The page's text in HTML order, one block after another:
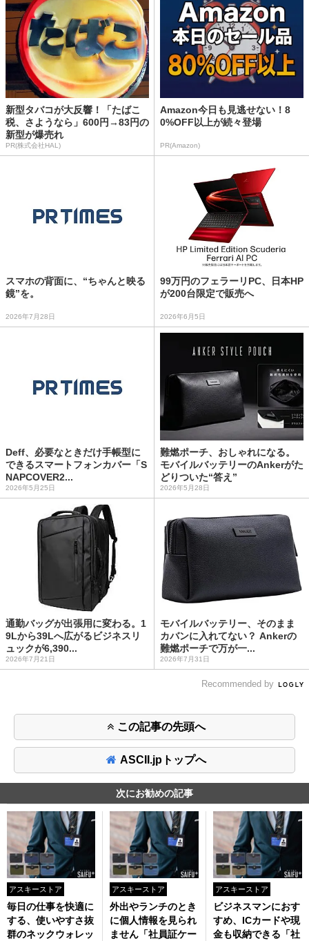
新型タバコが大反響！「たばこ
税、さようなら」600円→83円の
新型が爆売れ
PR(株式会社HAL)
Amazon今日も見逃せない！8
0%OFF以上が続々登場
PR(Amazon)
スマホの背面に、“ちゃんと映る
鏡”を。
2026年7月28日
99万円のフェラーリPC、日本HP
が200台限定で販売へ
2026年6月5日
Deff、必要なときだけ手帳型に
できるスマートフォンカバー「S
NAPCOVER2...
2026年5月25日
難燃ポーチ、おしゃれになる。
モバイルバッテリーのAnkerがた
どりついた“答え”
2026年5月28日
通勤バッグが出張用に変わる。1
9Lから39Lへ広がるビジネスリ
ュックが6,390...
2026年7月21日
モバイルバッテリー、そのまま
カバンに入れてない？ Ankerの
難燃ポーチで万が一...
2026年7月31日
Recommended by
この記事の先頭へ
ASCII.jpトップへ
次にお勧めの記事
アスキーストア
毎日の仕事を快適に
する、使いやすさ抜
群のネックウォレッ
アスキーストア
外出やランチのとき
に個人情報を見られ
ません「社員証ケー
アスキーストア
ビジネスマンにおす
すめ、ICカードや現
金も収納できる「社